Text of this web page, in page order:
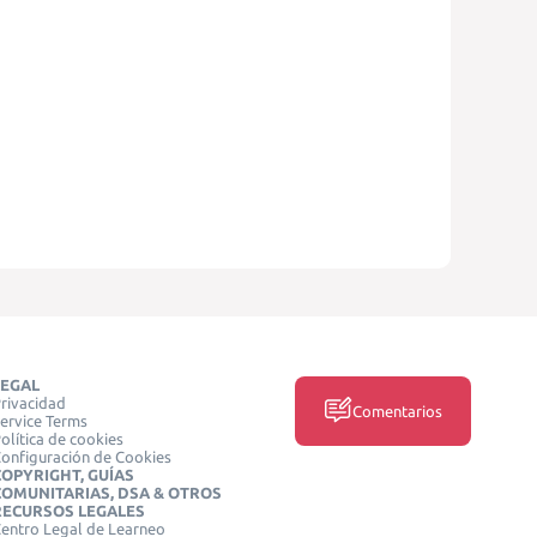
Terms
de cookies
de Cookies
GUÍAS
DSA & OTROS
LEGALES
Legal de Learneo
Comentarios